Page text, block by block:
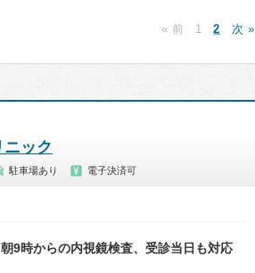
« 前 1 2 次 »
ック
駐車場あり 電子決済可
9時からの内視鏡検査、受診当日も対応